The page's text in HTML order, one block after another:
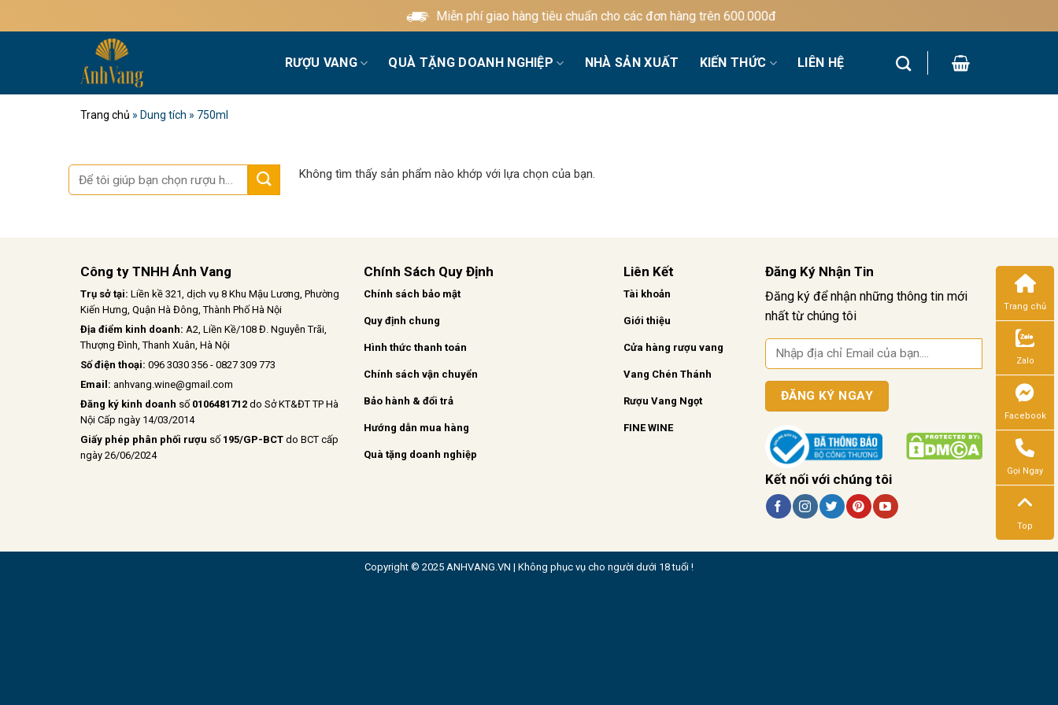
qua
Miễn phí giao hàng tiêu chuẩn cho các đơn hàng trên 600.000đ
RƯỢU VANG QUÀ TẶNG DOANH NGHIỆP NHÀ SẢN XUẤT KIẾN THỨC LIÊN HỆ
Trang chủ » Dung tích » 750ml
Tìm
kiếm:
Không tìm thấy sản phẩm nào khớp với lựa chọn của bạn.
Công ty TNHH Ánh Vang
Trụ sở tại: Liền kề 321, dịch vụ 8 Khu Mậu Lương, Phường
Kiến Hưng, Quận Hà Đông, Thành Phố Hà Nội
Địa điểm kinh doanh: A2, Liền Kề/108 Đ. Nguyễn Trãi,
Thượng Đình, Thanh Xuân, Hà Nội
Số điện thoại: 096 3030 356 - 0827 309 773
Email: anhvang.wine@gmail.com
Đăng ký kinh doanh số 0106481712 do Sở KT&ĐT TP Hà
Nội Cấp ngày 14/03/2014
Giấy phép phân phối rượu số 195/GP-BCT do BCT cấp
ngày 26/06/2024
Chính Sách Quy Định
Chính sách bảo mật
Quy định chung
Hình thức thanh toán
Chính sách vận chuyển
Bảo hành & đổi trả
Hướng dẫn mua hàng
Quà tặng doanh nghiệp
Liên Kết
Tài khoản
Giới thiệu
Cửa hàng rượu vang
Vang Chén Thánh
Rượu Vang Ngọt
FINE WINE
Đăng Ký Nhận Tin
Đăng ký để nhận những thông tin mới
nhất từ chúng tôi
Kết nối với chúng tôi
Copyright © 2025 ANHVANG.VN | Không phục vụ cho người dưới 18 tuổi !
Trang chủ
Zalo
Facebook
Gọi Ngay
Top